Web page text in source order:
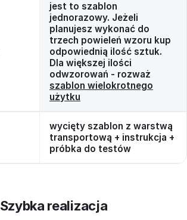
jest to szablon
jednorazowy. Jeżeli
planujesz wykonać do
trzech powieleń wzoru kup
odpowiednią ilość sztuk.
Dla większej ilości
odwzorowań - rozważ
szablon wielokrotnego
użytku
wycięty szablon z warstwą
transportową + instrukcja +
próbka do testów
Szybka realizacja